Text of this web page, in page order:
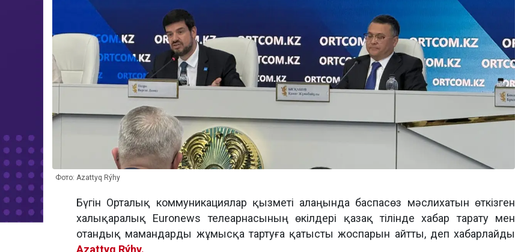
Фото: Azattyq Rýhy
Бүгін Орталық коммуникациялар қызметі алаңында баспасөз мәслихатын өткізген
халықаралық Euronews телеарнасының өкілдері қазақ тілінде хабар тарату мен
отандық мамандарды жұмысқа тартуға қатысты жоспарын айтты, деп хабарлайды
Azattyq Rýhy.